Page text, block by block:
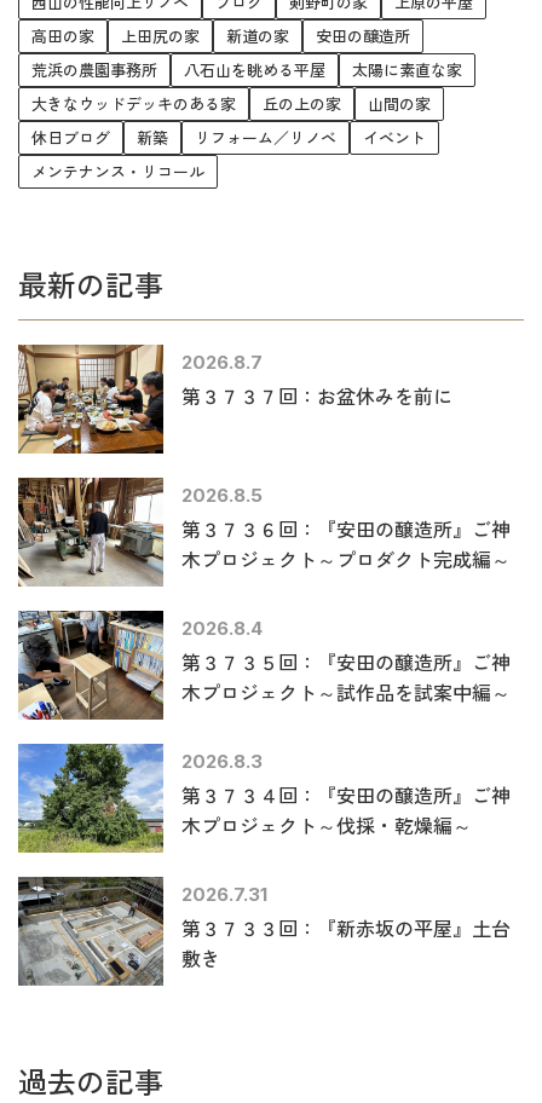
高田の家
上田尻の家 新道の家
安田の醸造所
荒浜の農園事務所
八石山を眺める平屋
太陽に素直な家
大きなウッドデッキのある家
丘の上の家
山間の家
休日ブログ
新築 リフォーム／リノベ
イベント
メンテナンス・リコール
最新の記事
2026.8.7
第３７３７回：お盆休みを前に
2026.8.5
第３７３６回：『安田の醸造所』ご神
木プロジェクト～プロダクト完成編～
2026.8.4
第３７３５回：『安田の醸造所』ご神
木プロジェクト～試作品を試案中編～
2026.8.3
第３７３４回：『安田の醸造所』ご神
木プロジェクト～伐採・乾燥編～
2026.7.31
第３７３３回：『新赤坂の平屋』土台
敷き
過去の記事